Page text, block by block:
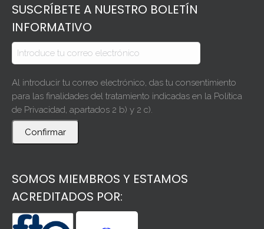
SUSCRÍBETE A NUESTRO BOLETÍN
INFORMATIVO
Al introducir tu correo electrónico, das tu consentimiento
para las finalidades del tratamiento indicadas en la Política
de Privacidad, apartados 2 b) y 2 c).
Confirmar
SOMOS MIEMBROS Y ESTAMOS
ACREDITADOS POR: